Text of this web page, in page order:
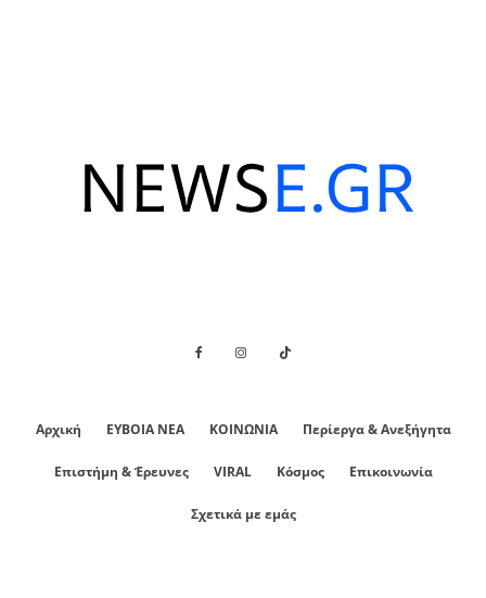
Αρχική ΕΥΒΟΙΑ ΝΕΑ ΚΟΙΝΩΝΙΑ Περίεργα & Ανεξήγητα
Επιστήμη & Έρευνες VIRAL Κόσμος Επικοινωνία
Σχετικά με εμάς